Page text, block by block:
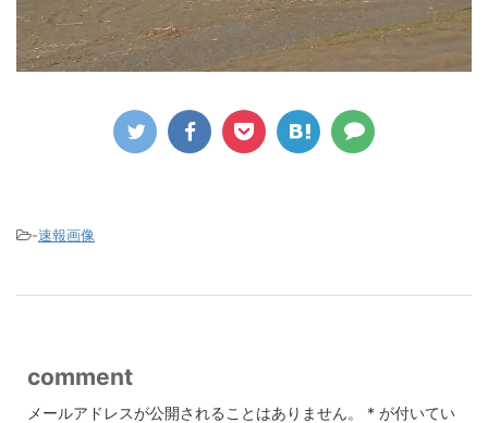
-速報画像
comment
メールアドレスが公開されることはありません。 * が付いてい